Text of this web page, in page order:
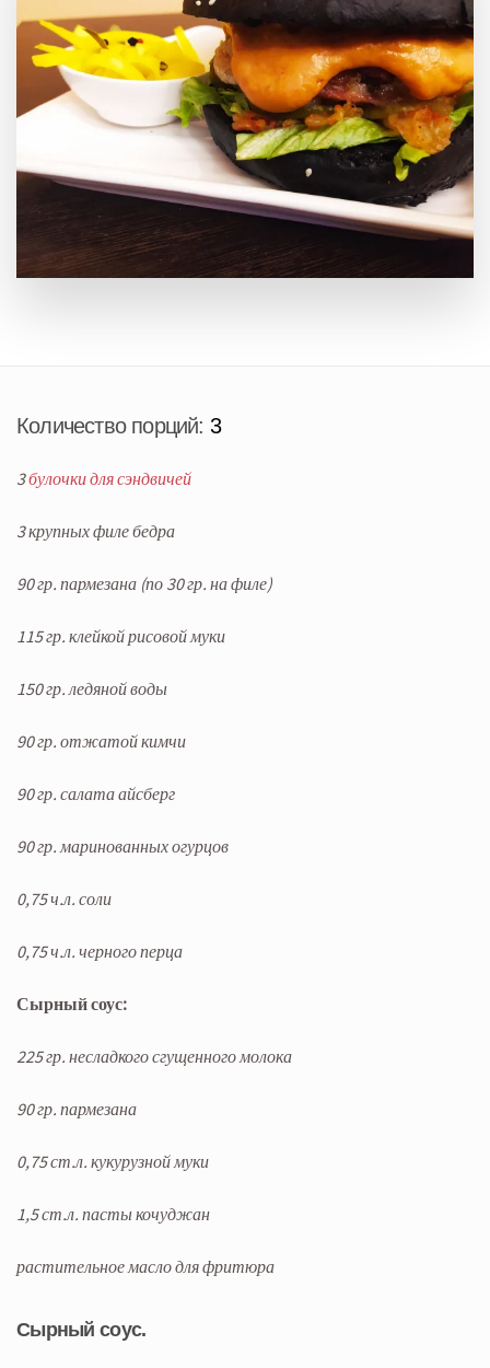
Количество порций: 3
3булочки для сэндвичей
3 крупных филе бедра
90 гр. пармезана (по 30 гр. на филе)
115 гр. клейкой рисовой муки
150 гр. ледяной воды
90 гр. отжатой кимчи
90 гр. салата айсберг
90 гр. маринованных огурцов
0,75 ч.л. соли
0,75 ч.л. черного перца
Сырный соус:
225 гр. несладкого сгущенного молока
90 гр. пармезана
0,75 ст.л. кукурузной муки
1,5 ст.л. пасты кочуджан
растительное масло для фритюра
Сырный соус.